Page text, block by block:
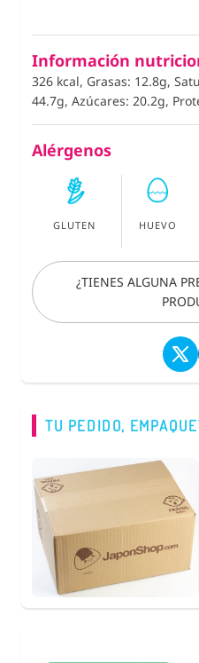
Información
326 kcal, Grasas: 12.8g,
44.7g, Azúcares: 20.2g,
Alérgenos
GLUTEN HUEVO
¿TIENES ALGUNA
TU PEDIDO,